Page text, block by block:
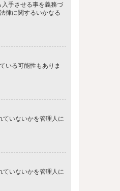
手させる事を義務づ
律に関するいかなる
いる可能性もありま
ていないかを管理人に
ていないかを管理人に